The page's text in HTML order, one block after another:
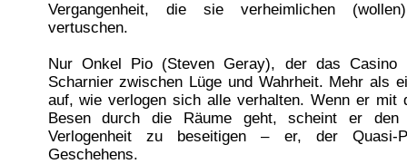
Vergangenheit, die sie verheimlichen
vertuschen.
Nur Onkel Pio (Steven Geray), der das
Scharnier zwischen Lüge und Wahrheit. Mehr als
auf, wie verlogen sich alle verhalten. Wenn er mit
Besen durch die Räume geht, scheint er den
Verlogenheit zu beseitigen – er, der Quasi-
Geschehens.